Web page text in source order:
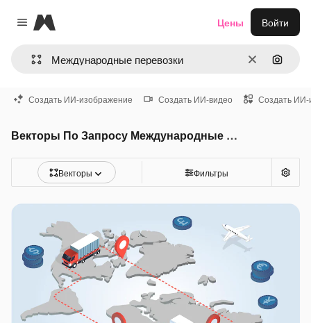
Close menu
Magnific
ОчиститьПоиск
Цены Войти
Создать ИИ-изображение Создать ИИ-видео Создать ИИ-
Векторы По Запросу Международные перевозки
Векторы Фильтры